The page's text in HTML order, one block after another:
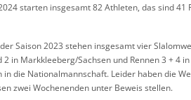
starten insgesamt 82 Athleten, das sind
Saison 2023 stehen insgesamt vier
in Markkleeberg/Sachsen und Rennen 3 + 4
die Nationalmannschaft. Leider haben die
zwei Wochenenden unter Beweis stellen.